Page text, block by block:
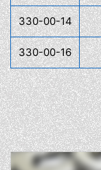
330-00-14
330-00-16